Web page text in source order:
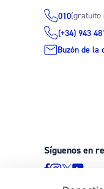
010(gratuito
(+34) 943
Buzón de la
Síguenos en